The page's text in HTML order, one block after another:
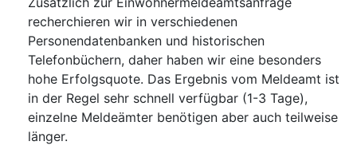
recherchieren wir in verschiedenen
Personendatenbanken und historischen
Telefonbüchern, daher haben wir eine besonders
hohe Erfolgsquote. Das Ergebnis vom Meldeamt ist
in der Regel sehr schnell verfügbar (1-3 Tage),
einzelne Meldeämter benötigen aber auch teilweise
länger.